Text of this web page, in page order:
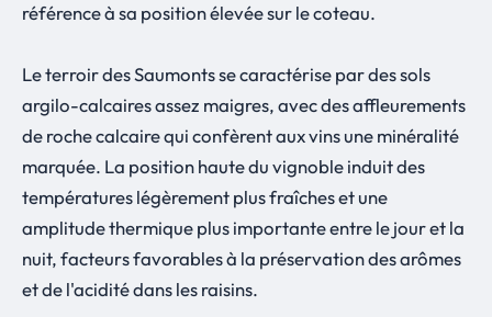
référence à sa position élevée sur le coteau.
Le terroir des Saumonts se caractérise par des sols
argilo-calcaires assez maigres, avec des affleurements
de roche calcaire qui confèrent aux vins une minéralité
marquée. La position haute du vignoble induit des
températures légèrement plus fraîches et une
amplitude thermique plus importante entre le jour et la
nuit, facteurs favorables à la préservation des arômes
et de l'acidité dans les raisins.